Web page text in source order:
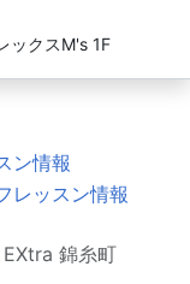
ックスM's 1F
ン情報
レッスン情報
EXtra 錦糸町